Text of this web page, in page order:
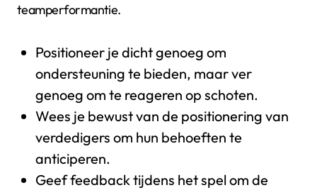
teamperformantie.
Positioneer je dicht genoeg om
ondersteuning te bieden, maar ver
genoeg om te reageren op schoten.
Wees je bewust van de positionering van
verdedigers om hun behoeften te
anticiperen.
Geef feedback tijdens het spel om de